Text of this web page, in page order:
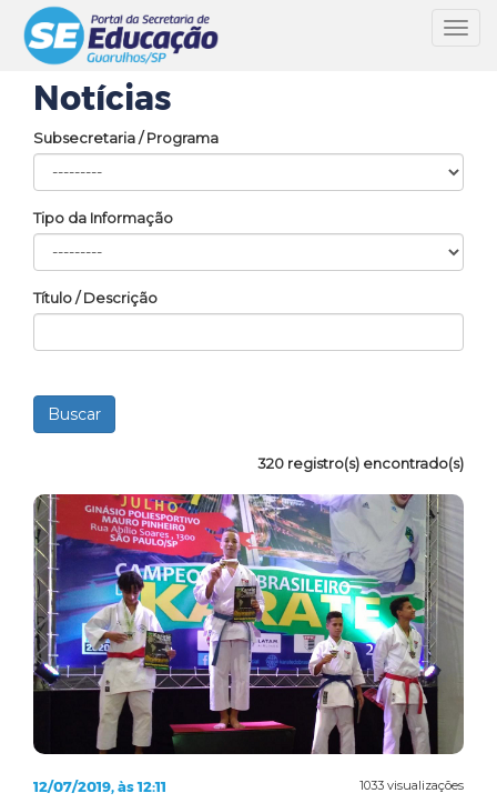
Notícias
Subsecretaria / Programa
Tipo da Informação
Título / Descrição
320 registro(s) encontrado(s)
1033 visualizações
12/07/2019, às 12:11